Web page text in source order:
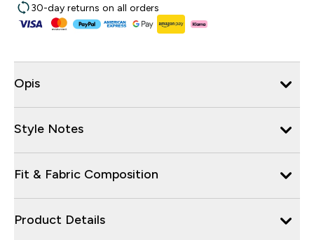
30-day returns on all orders
Opis
Style Notes
Fit & Fabric Composition
Product Details